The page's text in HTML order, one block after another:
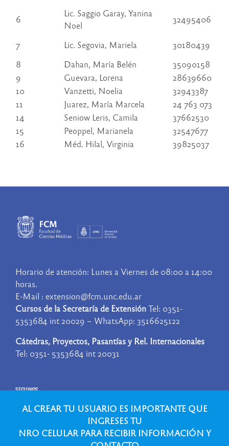
6
Lic. Saggio Garay, Yanina
Noel
32495406
7 Lic. Segovia, Mariela
30180439
8
Dahan, María Belén
35090158
9
Guevara, Lorena
28639660
10
Vanzetti, Noelia
32943387
11
Juarez, María Marcela
24 763 073
14
Seniow Leris, Camila
37662530
15
Peoppel, Marianela
32547677
16
Méd. Hilal, Virginia 39825037
Horario de atención: Lunes a Viernes de 08:00 a 14:00
horas.
E-Mail : extension@fcm.unc.edu.ar
Cursos de la Secretaría de ExtensiónTel: 0351-
5353684 int 20029 – WhatsApp: 3516625122
Cátedras, Proyectos, Pasantías y Rel. Internacionales
Tel: 0351- 5353684 int 20031
SEGUINOS
AL CREAR TU USUARIO ES IMPORTANTE QUE
INGRESES TU
NRO CELULAR PARA RECIBIR INFORMACIÓN Y